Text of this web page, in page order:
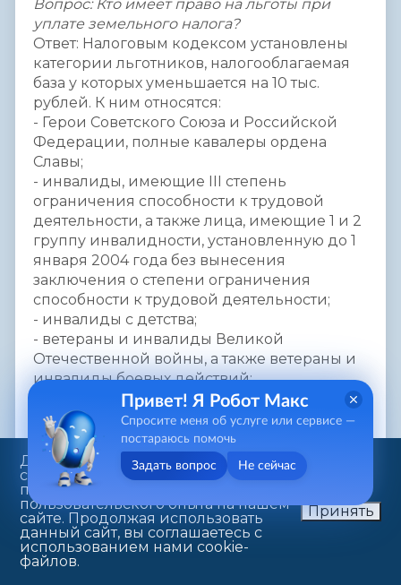
Вопрос: Кто имеет право на льготы при
уплате земельного налога?
Ответ: Налоговым кодексом установлены
категории льготников, налогооблагаемая
база у которых уменьшается на 10 тыс.
рублей. К ним относятся:
- Герои Советского Союза и Российской
Федерации, полные кавалеры ордена
Славы;
- инвалиды, имеющие III степень
ограничения способности к трудовой
деятельности, а также лица, имеющие 1 и 2
группу инвалидности, установленную до 1
января 2004 года без вынесения
заключения о степени ограничения
способности к трудовой деятельности;
- инвалиды с детства;
- ветераны и инвалиды Великой
Отечественной войны, а также ветераны и
инвалиды боевых действий;
- физические лица, имеющие право
социальной поддержки в соответствии с
Законом РФ «О социальной защите
граждан, подвергшихся воздействию
радиации вследствие катастрофы на
Чернобыльской АЭС» и приравненные к
ним лица.
Кроме того, решением Саратовской
городской Думы от 27 октября 2005 г. №63-
Данный веб-сайт использует
cookie-файлы в целях
предоставления вам лучшего
пользовательского опыта на нашем
сайте. Продолжая использовать
данный сайт, вы соглашаетесь с
использованием нами cookie-
файлов.
Принять
Привет! Я Робот Макс
Спросите меня об услуге или сервисе —
постараюсь помочь
Задать вопрос Не сейчас